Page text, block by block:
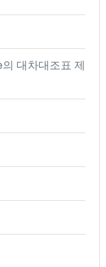
대차대조표 제